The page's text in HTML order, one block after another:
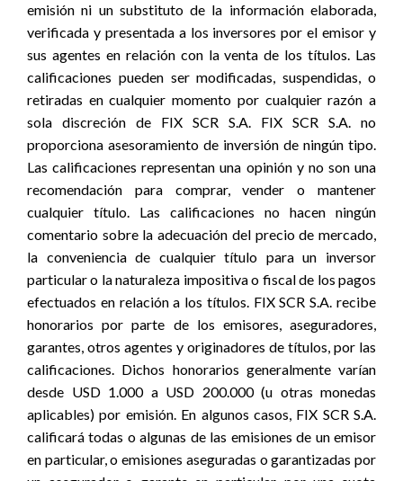
emisión ni un substituto de la información elaborada,
verificada y presentada a los inversores por el emisor y
sus agentes en relación con la venta de los títulos. Las
calificaciones pueden ser modificadas, suspendidas, o
retiradas en cualquier momento por cualquier razón a
sola discreción de FIX SCR S.A. FIX SCR S.A. no
proporciona asesoramiento de inversión de ningún tipo.
Las calificaciones representan una opinión y no son una
recomendación para comprar, vender o mantener
cualquier título. Las calificaciones no hacen ningún
comentario sobre la adecuación del precio de mercado,
la conveniencia de cualquier título para un inversor
particular o la naturaleza impositiva o fiscal de los pagos
efectuados en relación a los títulos. FIX SCR S.A. recibe
honorarios por parte de los emisores, aseguradores,
garantes, otros agentes y originadores de títulos, por las
calificaciones. Dichos honorarios generalmente varían
desde USD 1.000 a USD 200.000 (u otras monedas
aplicables) por emisión. En algunos casos, FIX SCR S.A.
calificará todas o algunas de las emisiones de un emisor
en particular, o emisiones aseguradas o garantizadas por